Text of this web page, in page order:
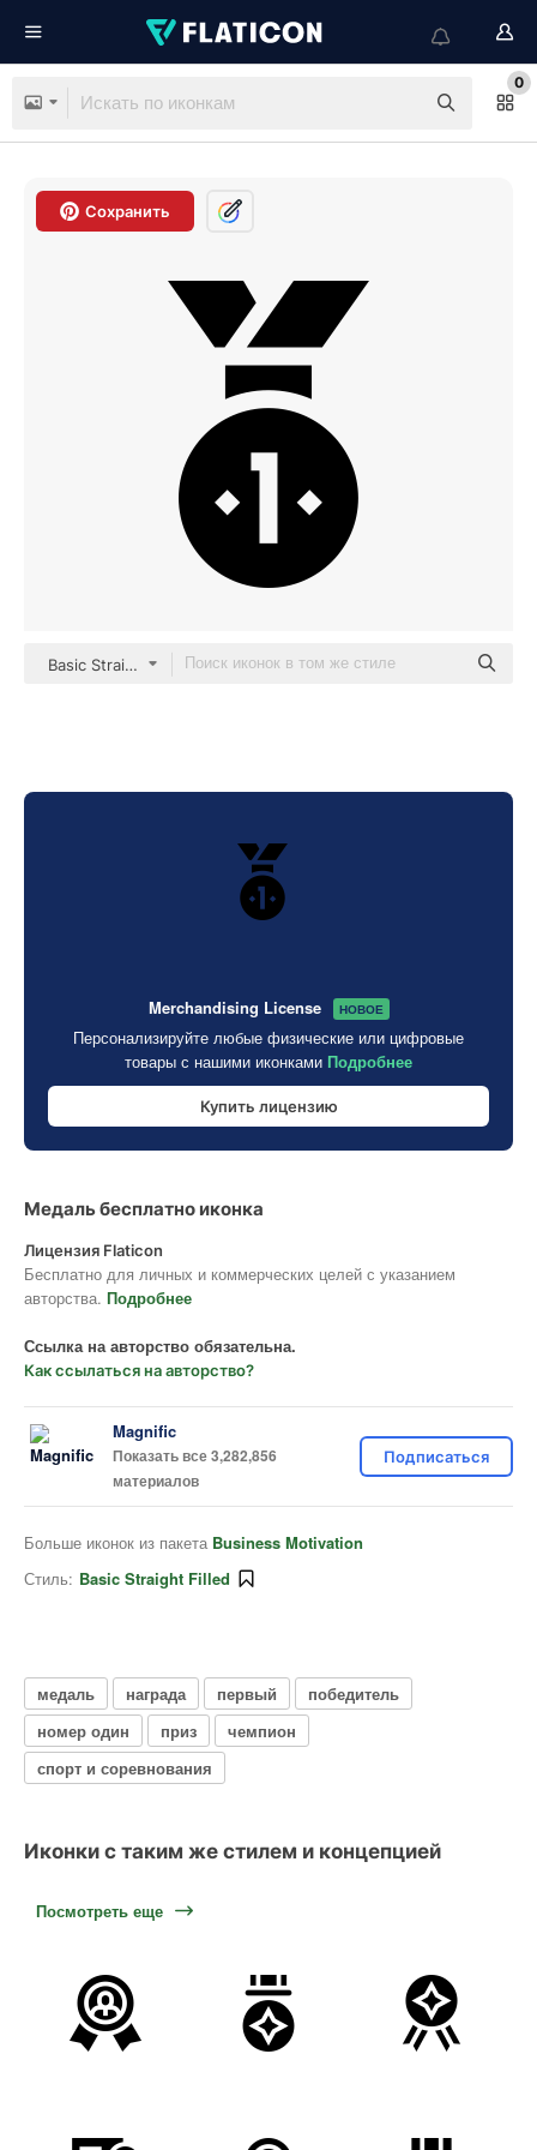
0
Сохранить
Basic Straight Filled
Merchandising License НОВОЕ
Персонализируйте любые физические или цифровые
товары с нашими иконками Подробнее
Купить лицензию
Медаль бесплатно иконка
Лицензия Flaticon
Бесплатно для личных и коммерческих целей с указанием
авторства. Подробнее
Ссылка на авторство обязательна.
Как ссылаться на авторство?
Magnific
Показать все 3,282,856
материалов
Подписаться
Больше иконок из пакета Business Motivation
Стиль: Basic Straight Filled
медаль награда первый
победитель
номер один
приз
чемпион
спорт и соревнования
Иконки с таким же стилем и концепцией
Посмотреть еще